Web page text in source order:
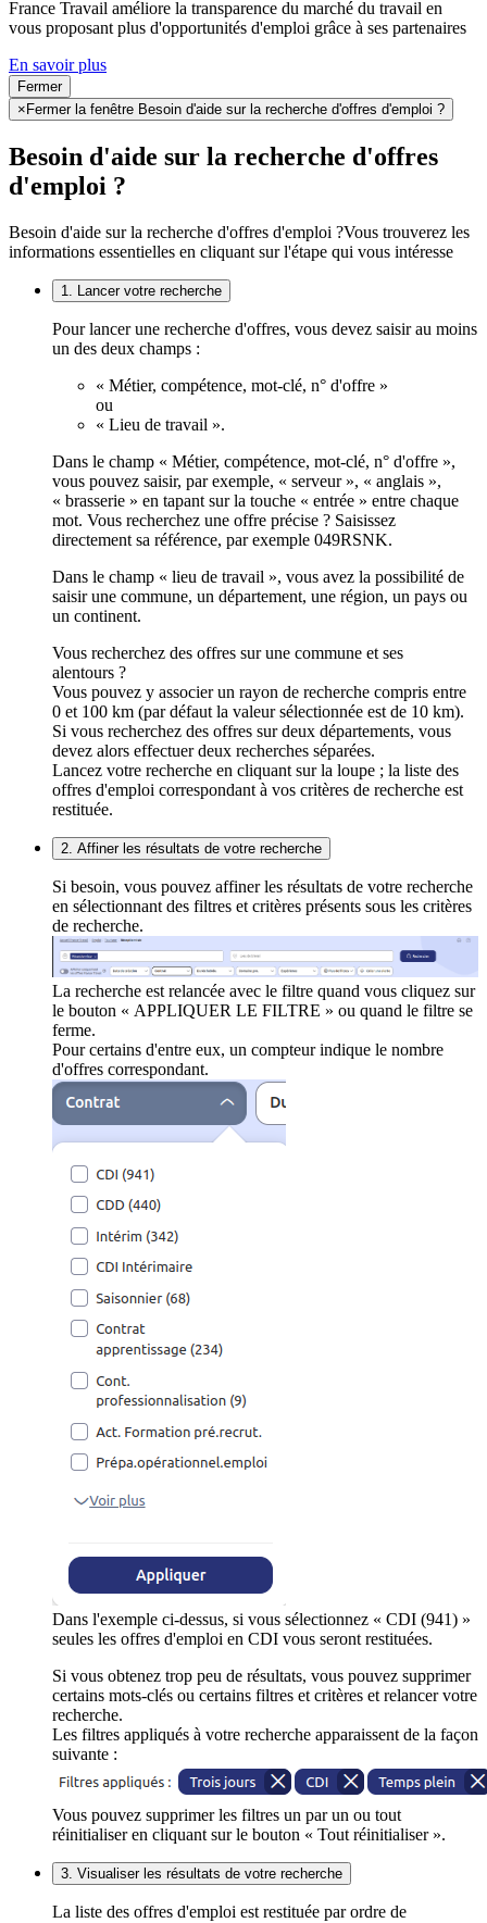
France Travail améliore la transparence du marché du travail en
vous proposant plus d'opportunités d'emploi grâce à ses partenaires
En savoir plus
Fermer
× Fermer la fenêtre Besoin d'aide sur la recherche d'offres d'emploi ?
Besoin d'aide sur la recherche d'offres
d'emploi ?
Besoin d'aide sur la recherche d'offres d'emploi ?Vous trouverez les
informations essentielles en cliquant sur l'étape qui vous intéresse
1. Lancer votre recherche
Pour lancer une recherche d'offres, vous devez saisir au moins
un des deux champs :
« Métier, compétence, mot-clé, n° d'offre »
ou
« Lieu de travail ».
Dans le champ « Métier, compétence, mot-clé, n° d'offre »,
vous pouvez saisir, par exemple, « serveur », « anglais »,
« brasserie » en tapant sur la touche « entrée » entre chaque
mot. Vous recherchez une offre précise ? Saisissez
directement sa référence, par exemple 049RSNK.
Dans le champ « lieu de travail », vous avez la possibilité de
saisir une commune, un département, une région, un pays ou
un continent.
Vous recherchez des offres sur une commune et ses
alentours ?
Vous pouvez y associer un rayon de recherche compris entre
0 et 100 km (par défaut la valeur sélectionnée est de 10 km).
Si vous recherchez des offres sur deux départements, vous
devez alors effectuer deux recherches séparées.
Lancez votre recherche en cliquant sur la loupe ; la liste des
offres d'emploi correspondant à vos critères de recherche est
restituée.
2. Affiner les résultats de votre recherche
Si besoin, vous pouvez affiner les résultats de votre recherche
en sélectionnant des filtres et critères présents sous les critères
de recherche.
La recherche est relancée avec le filtre quand vous cliquez sur
le bouton « APPLIQUER LE FILTRE » ou quand le filtre se
ferme.
Pour certains d'entre eux, un compteur indique le nombre
d'offres correspondant.
Dans l'exemple ci-dessus, si vous sélectionnez « CDI (941) »
seules les offres d'emploi en CDI vous seront restituées.
Si vous obtenez trop peu de résultats, vous pouvez supprimer
certains mots-clés ou certains filtres et critères et relancer votre
recherche.
Les filtres appliqués à votre recherche apparaissent de la façon
suivante :
Vous pouvez supprimer les filtres un par un ou tout
réinitialiser en cliquant sur le bouton « Tout réinitialiser ».
3. Visualiser les résultats de votre recherche
La liste des offres d'emploi est restituée par ordre de